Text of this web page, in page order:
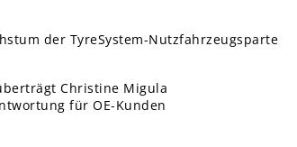
der TyreSystem-Nutzfahrzeugsparte
Christine Migula
für OE-Kunden